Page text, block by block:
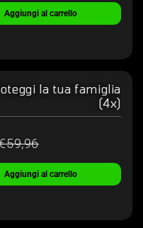
Aggiungi al carrello
la tua famiglia
(4x)
Aggiungi al carrello